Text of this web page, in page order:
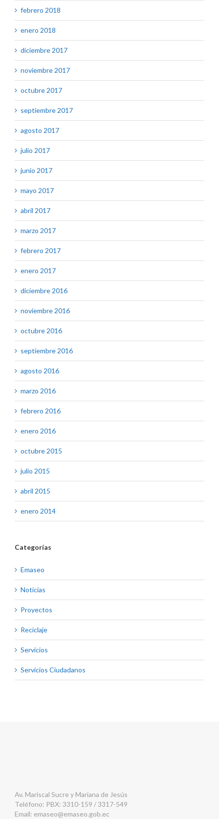
febrero 2018
enero 2018
diciembre 2017
noviembre 2017
octubre 2017
septiembre 2017
agosto 2017
julio 2017
junio 2017
mayo 2017
abril 2017
marzo 2017
febrero 2017
enero 2017
diciembre 2016
noviembre 2016
octubre 2016
septiembre 2016
agosto 2016
marzo 2016
febrero 2016
enero 2016
octubre 2015
julio 2015
abril 2015
enero 2014
Categorías
Emaseo
Noticias
Proyectos
Reciclaje
Servicios
Servicios Ciudadanos
Av. Mariscal Sucre y Mariana de Jesús
Teléfono: PBX: 3310-159 / 3317-549
Email: emaseo@emaseo.gob.ec